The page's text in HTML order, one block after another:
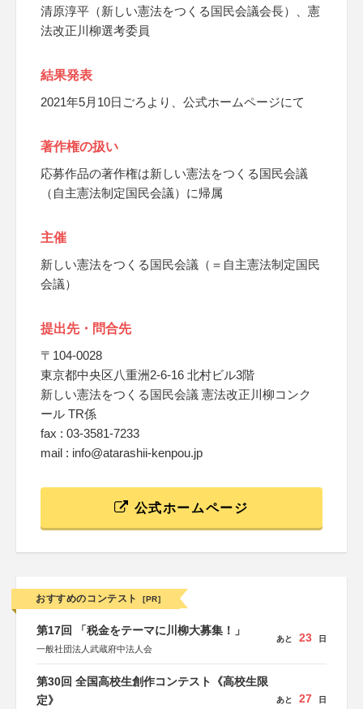
清原淳平（新しい憲法をつくる国民会議会長）、憲
法改正川柳選考委員
結果発表
2021年5月10日ごろより、公式ホームページにて
著作権の扱い
応募作品の著作権は新しい憲法をつくる国民会議
（自主憲法制定国民会議）に帰属
主催
新しい憲法をつくる国民会議（＝自主憲法制定国民
会議）
提出先・問合先
〒104-0028
東京都中央区八重洲2-6-16 北村ビル3階
新しい憲法をつくる国民会議 憲法改正川柳コンク
ール TR係
fax : 03-3581-7233
mail : info@atarashii-kenpou.jp
公式ホームページ
おすすめのコンテスト [PR]
第17回 「税金をテーマに川柳大募集！」
一般社団法人武蔵府中法人会
あと 23 日
第30回 全国高校生創作コンテスト《高校生限
定》
あと 27 日